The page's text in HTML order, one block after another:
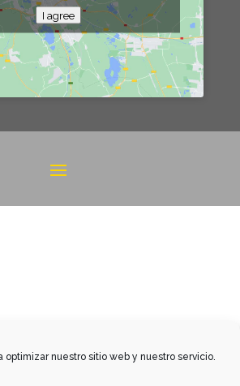
optimizar nuestro sitio web y nuestro servicio.
I agree